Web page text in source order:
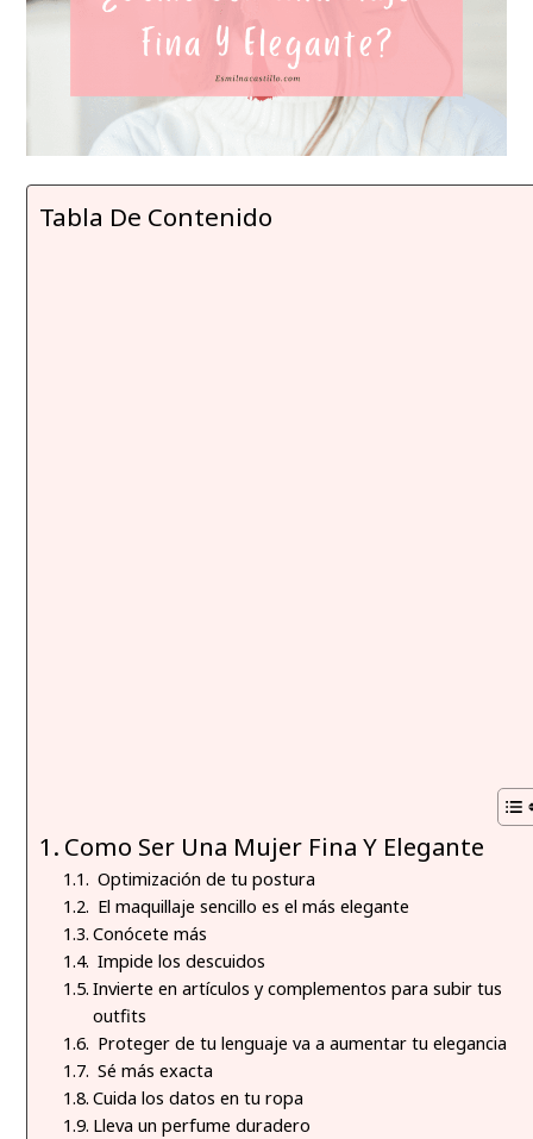
Tabla De Contenido
Como Ser Una Mujer Fina Y Elegante
Optimización de tu postura
El maquillaje sencillo es el más elegante
Conócete más
Impide los descuidos
Invierte en artículos y complementos para subir tus
outfits
Proteger de tu lenguaje va a aumentar tu elegancia
Sé más exacta
Cuida los datos en tu ropa
Lleva un perfume duradero